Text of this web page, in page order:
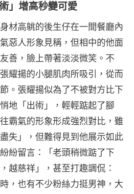
」增高秒變可愛
材高䠷的後生仔在一間餐廳內
惡人形象見稱，但相中的他面
善，臉上帶著淡淡微笑。不
耀揚的小腿肌肉所吸引，從而
。張耀揚似為了不被對方比下
地「出術」，輕輕踮起了腳
霸氣的形象形成強烈對比，雖
失」，但難得見到他展示如此
紛留言：「老頭稍微踮了下
越慈祥」，甚至打趣調侃：
，也有不少粉絲力挺男神，大